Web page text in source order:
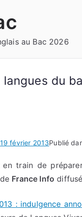
au Bac 2026
du
19 février 2013Publié
train de
France Info
: indulgence